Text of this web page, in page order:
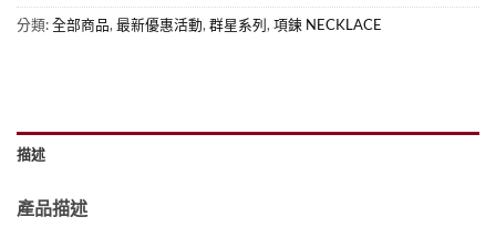
分類:全部商品, 最新優惠活動, 群星系列, 項鍊 NECKLACE
描述
產品描述